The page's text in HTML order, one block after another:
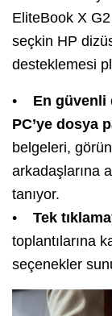
EliteBook X
seçkin HP
desteklemesi
• En güvenli
PC’ye dosya
belgeleri,
arkadaşlarına
tanıyor.
• Tek
toplantılarına
seçenekler